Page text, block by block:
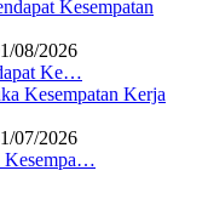
08/2026
Ke…
07/2026
Kesempa…